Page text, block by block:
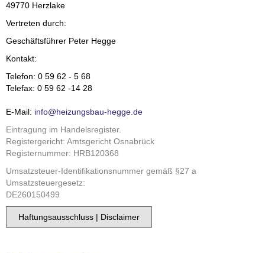
49770 Herzlake
Vertreten durch:
Geschäftsführer Peter Hegge
Kontakt:
Telefon: 0 59 62 - 5 68
Telefax: 0 59 62 -14 28
E-Mail: info@heizungsbau-hegge.de
Eintragung im Handelsregister.
Registergericht: Amtsgericht Osnabrück
Registernummer: HRB120368
Umsatzsteuer-Identifikationsnummer gemäß §27 a
Umsatzsteuergesetz:
DE260150499
Haftungsausschluss | Disclaimer